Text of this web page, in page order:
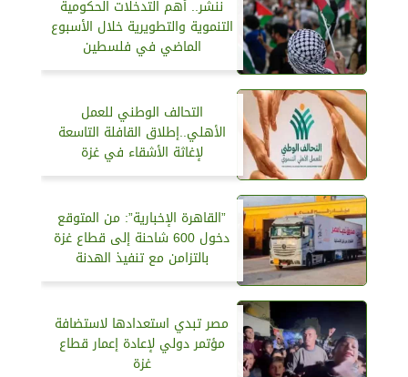
ننشر.. أهم التدخلات الحكومية
التنموية والتطويرية خلال الأسبوع
الماضي في فلسطين
التحالف الوطني للعمل
الأهلي..إطلاق القافلة التاسعة
لإغاثة الأشقاء في غزة
”القاهرة الإخبارية”: من المتوقع
دخول 600 شاحنة إلى قطاع غزة
بالتزامن مع تنفيذ الهدنة
مصر تبدي استعدادها لاستضافة
مؤتمر دولي لإعادة إعمار قطاع
غزة